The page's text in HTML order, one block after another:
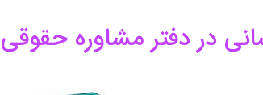
مشاوره حقوقی ۲۴ ساعته خدمت رسانی می نمایند؟